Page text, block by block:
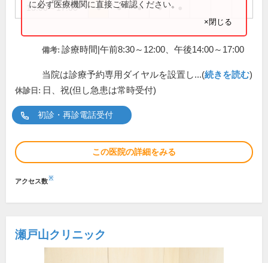
13:00～17:00 ● ● ● ●
に必ず医療機関に直接ご確認ください。
×閉じる
備考: 診療時間|午前8:30～12:00、午後14:00～17:00
当院は診療予約専用ダイヤルを設置し...(続きを読む)
休診日: 日、祝(但し急患は常時受付)
初診・再診電話受付
この医院の詳細をみる
アクセス数※
瀬戸山クリニック